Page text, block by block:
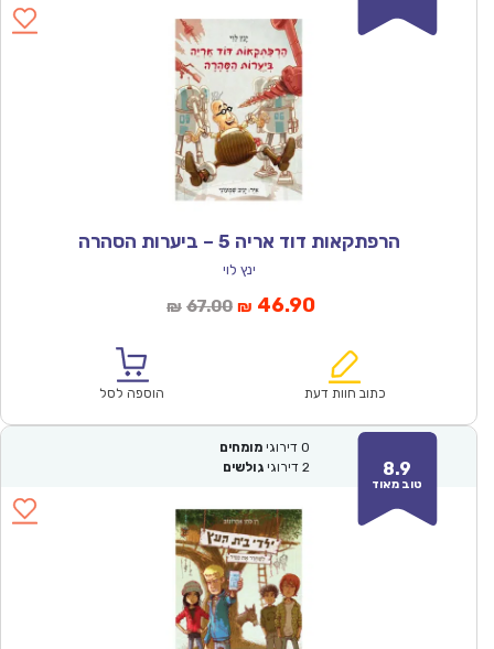
הרפתקאות דוד אריה 5 – ביערות הסהרה
ינץ לוי
₪ 67.00המחיר
₪67.00.
₪ 46.90המחיר
הוא:
כתוב חוות דעת הוספה לסל
8.9
טוב מאוד
0 דירוגי מומחים
2 דירוגי גולשים